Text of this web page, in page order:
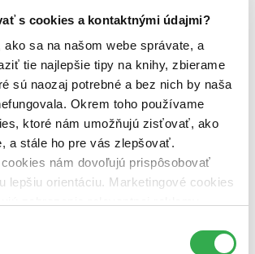
s cookies a kontaktnými údajmi?
sa na našom webe správate, a
tie najlepšie tipy na knihy, zbierame
sú naozaj potrebné a bez nich by naša
Okrem toho používame
ktoré nám umožňujú zisťovať, ako
a stále ho pre vás zlepšovať.
nám dovoľujú prispôsobovať
lepšiu orientáciu. Marketingové cookies
sme mohli používať všetky tieto
(0 titulov)pripravujeme
vypredaných) (0 titulov)
dostupná (bez
nová
čítaná
stav (0 titulov)čítaná - výborný stav
opotrebovaná (0 titulov)čítaná - mierne
vypredaných kníh (0 titulov)čítané verzie